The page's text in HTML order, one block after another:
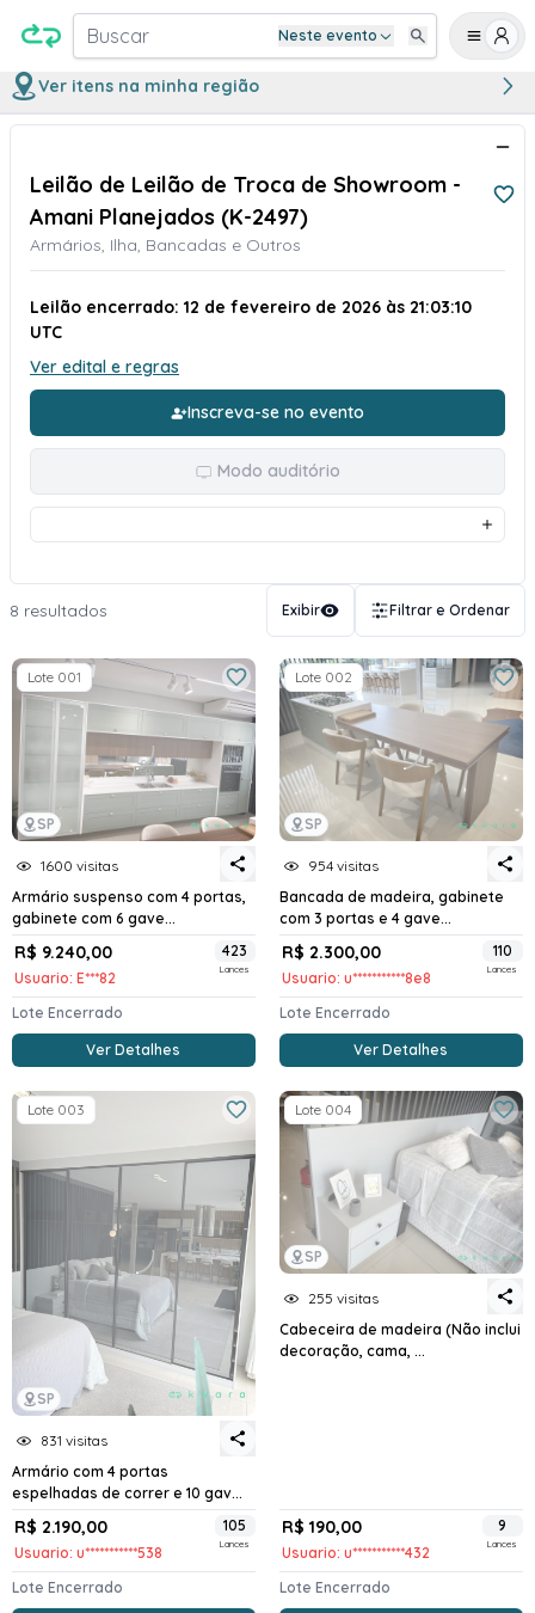
Buscar Neste evento
Ver itens na minha região
Leilão de Leilão de Troca de Showroom -
Amani Planejados (K-2497)
Armários, Ilha, Bancadas e Outros
Leilão encerrado: 12 de fevereiro de 2026 às 21:03:10
UTC
Ver edital e regras
Inscreva-se no evento
Modo auditório
8 resultados Exibir Filtrar e Ordenar
SP
Lote 001
1600 visitas
Armário suspenso com 4 portas,
gabinete com 6 gave...
R$ 9.240,00
Usuario: E***82
423
Lances
Lote Encerrado
Ver Detalhes
SP
Lote 002
954 visitas
Bancada de madeira, gabinete
com 3 portas e 4 gave...
R$ 2.300,00
Usuario: u***********8e8
110
Lances
Lote Encerrado
Ver Detalhes
SP
Lote 003
831 visitas
Armário com 4 portas
espelhadas de correr e 10 gav...
R$ 2.190,00
Usuario: u***********538
105
Lances
Lote Encerrado
SP
Lote 004
255 visitas
Cabeceira de madeira (Não inclui
decoração, cama, ...
R$ 190,00
Usuario: u***********432
9
Lances
Lote Encerrado